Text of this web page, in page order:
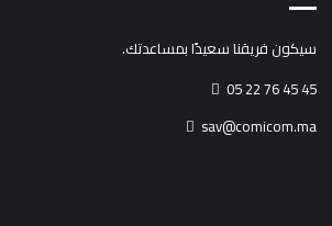
سيكون فريقنا سعيدًا بمساعدتك.
05 22 76 45 45
sav@comicom.ma